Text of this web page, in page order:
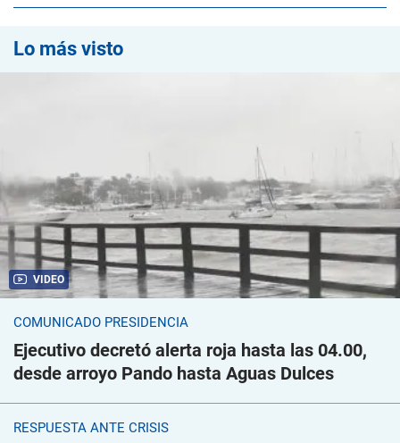
Lo más visto
VIDEO
COMUNICADO PRESIDENCIA
Ejecutivo decretó alerta roja hasta las 04.00,
desde arroyo Pando hasta Aguas Dulces
RESPUESTA ANTE CRISIS